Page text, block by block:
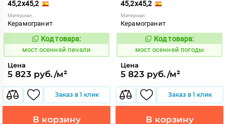
45,2x45,2
Материал:
Керамогранит
1024070
Код товара:
мост осенней печали
Цена
5 823 руб./м²
Заказ в 1 клик
В корзину
45,2x45,2
Материал:
Керамогранит
1024071
Код товара:
мост осенней погоды
Цена
5 823 руб./м²
Заказ в 1 клик
В корзину